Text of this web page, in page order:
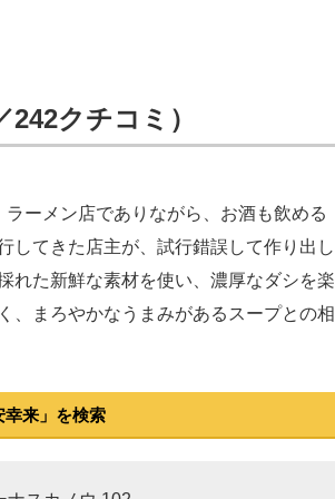
クチコミ）
ーメン店でありながら、お酒も飲める
してきた店主が、試行錯誤して作り出し
れた新鮮な素材を使い、濃厚なダシを楽
、まろやかなうまみがあるスープとの相
幸来」を検索